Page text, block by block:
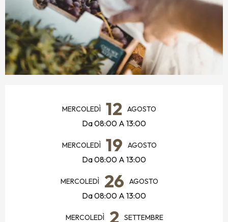
MERCOLEDÌ 12 AGOSTO
Da 08:00 A 13:00
MERCOLEDÌ 19 AGOSTO
Da 08:00 A 13:00
MERCOLEDÌ 26 AGOSTO
Da 08:00 A 13:00
MERCOLEDÌ 2 SETTEMBRE